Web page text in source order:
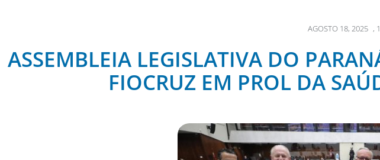
AGOSTO 18, 2025 ,
ASSEMBLEIA LEGISLATIVA DO
FIOCRUZ EM PROL DA